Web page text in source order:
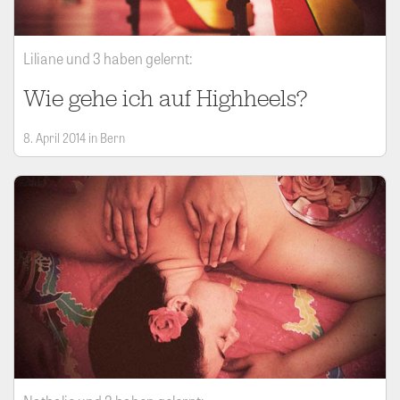
Liliane und 3 haben gelernt:
Wie gehe ich auf Highheels?
8. April 2014 in Bern